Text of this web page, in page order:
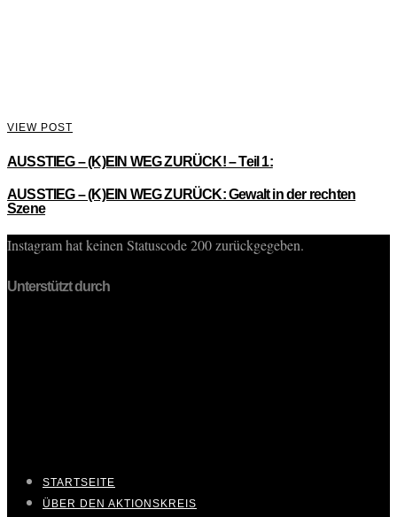
VIEW POST
AUSSTIEG – (K)EIN WEG ZURÜCK! – Teil 1:
AUSSTIEG – (K)EIN WEG ZURÜCK: Gewalt in der rechten
Szene
Instagram hat keinen Statuscode 200 zurückgegeben.
Unterstützt durch
STARTSEITE
ÜBER DEN AKTIONSKREIS